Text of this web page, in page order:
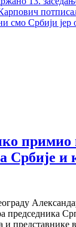
смо Србији јер
примио
Србије и
председника
и представнике